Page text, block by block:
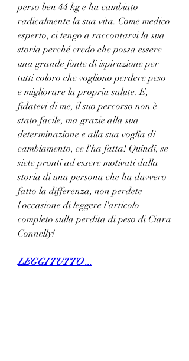
perso ben 44 kg e ha cambiato
radicalmente la sua vita. Come medico
esperto, ci tengo a raccontarvi la sua
storia perché credo che possa essere
una grande fonte di ispirazione per
tutti coloro che vogliono perdere peso
e migliorare la propria salute. E,
fidatevi di me, il suo percorso non è
stato facile, ma grazie alla sua
determinazione e alla sua voglia di
cambiamento, ce l'ha fatta! Quindi, se
siete pronti ad essere motivati dalla
storia di una persona che ha davvero
fatto la differenza, non perdete
l'occasione di leggere l'articolo
completo sulla perdita di peso di Ciara
Connelly!
LEGGI TUTTO ...